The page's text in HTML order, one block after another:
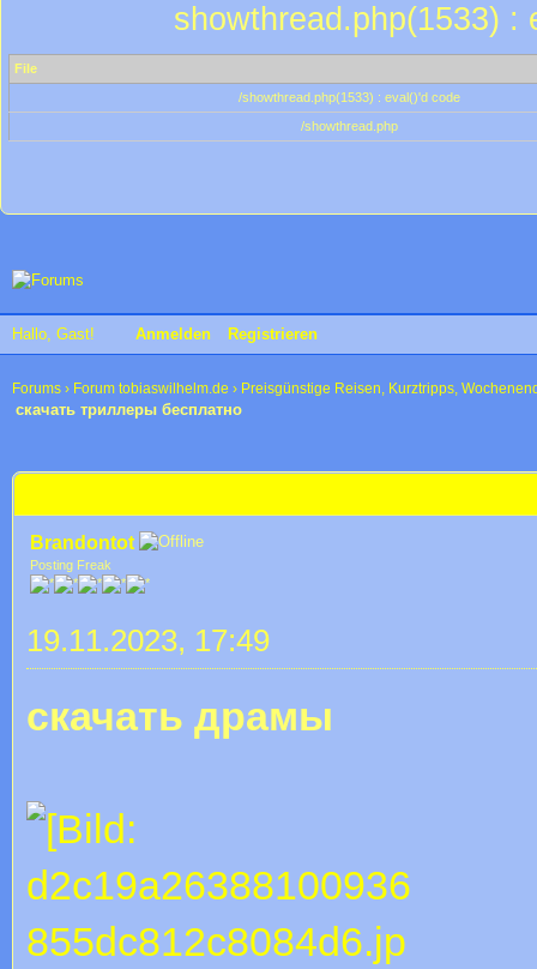
showthread.php(1533) :
File
/showthread.php(1533) : eval()'d code
/showthread.php
Hallo, Gast! Anmelden Registrieren
Forums › Forum tobiaswilhelm.de › Preisgünstige Reisen, Kurztripps,
скачать триллеры бесплатно
Brandontot
Posting Freak
19.11.2023, 17:49
скачать драмы